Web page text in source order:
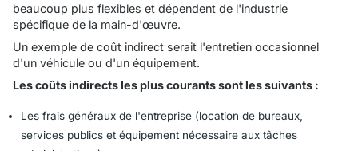
beaucoup plus flexibles et dépendent de l'industrie
spécifique de la main-d'œuvre.
Un exemple de coût indirect serait l'entretien occasionnel
d'un véhicule ou d'un équipement.
Les coûts indirects les plus courants sont les suivants :
Les frais généraux de l'entreprise (location de bureaux,
services publics et équipement nécessaire aux tâches